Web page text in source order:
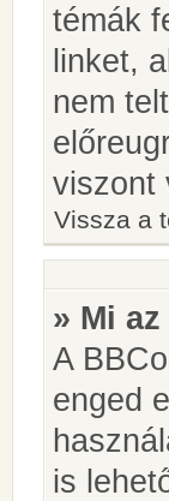
témák
linket,
nem
viszont
Vissza a
» Mi
A
enged
is